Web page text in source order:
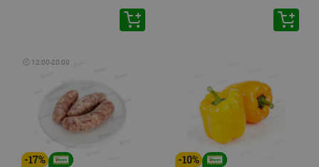
🕘 12:00-20:00
-17% -10%